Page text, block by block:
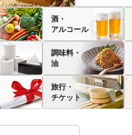
酒・
アルコール
調味料・
油
旅行・
チケット